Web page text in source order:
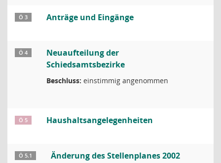
Ö 3 Anträge und Eingänge
Ö 4
Neuaufteilung der
Schiedsamtsbezirke
Beschluss: einstimmig angenommen
Ö 5 Haushaltsangelegenheiten
Ö 5.1 Änderung des Stellenplanes 2002